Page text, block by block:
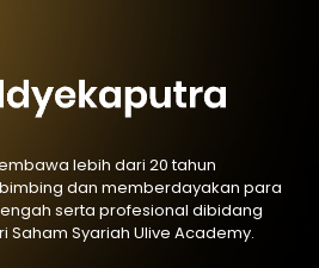
lebih dari 20 tahun
dan memberdayakan para
serta profesional dibidang
Syariah Ulive Academy.